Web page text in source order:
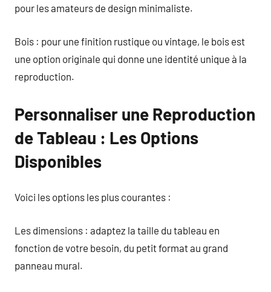
pour les amateurs de design minimaliste.
Bois : pour une finition rustique ou vintage, le bois est
une option originale qui donne une identité unique à la
reproduction.
Personnaliser une Reproduction
de Tableau : Les Options
Disponibles
Voici les options les plus courantes :
Les dimensions : adaptez la taille du tableau en
fonction de votre besoin, du petit format au grand
panneau mural.